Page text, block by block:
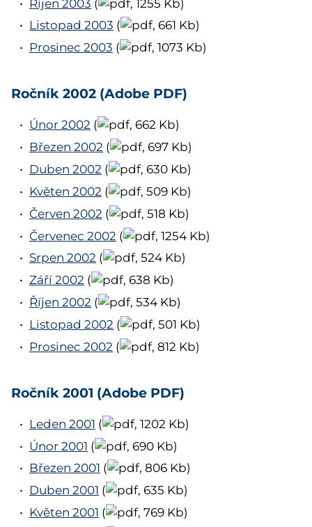
Říjen 2003 (
, 1255 Kb)
Listopad 2003 (
, 661 Kb)
Prosinec 2003 ( , 1073 Kb)
Ročník 2002 (Adobe PDF)
Únor 2002 (
, 662 Kb)
Březen 2002 (
, 697 Kb)
Duben 2002 (
, 630 Kb)
Květen 2002 (
, 509 Kb)
Červen 2002 (
, 518 Kb)
Červenec 2002 (
, 1254 Kb)
Srpen 2002 (
, 524 Kb)
Září 2002 (
, 638 Kb)
Říjen 2002 (
, 534 Kb)
Listopad 2002 (
, 501 Kb)
Prosinec 2002 ( , 812 Kb)
Ročník 2001 (Adobe PDF)
Leden 2001 (
, 1202 Kb)
Únor 2001 (
, 690 Kb)
Březen 2001 (
, 806 Kb)
Duben 2001 (
, 635 Kb)
Květen 2001 (
, 769 Kb)